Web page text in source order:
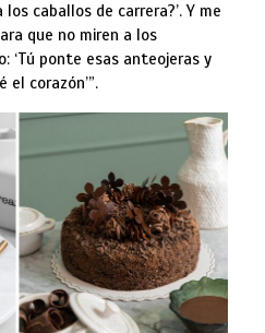
caballos de carrera?’. Y me
que no miren a los
‘Tú ponte esas anteojeras y
corazón’”.